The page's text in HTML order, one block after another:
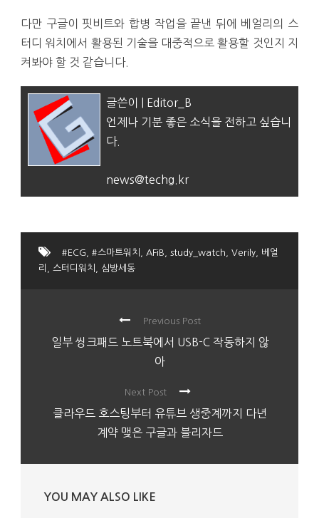
다만 구글이 핏비트와 합병 작업을 끝낸 뒤에 베얼리의 스
터디 워치에서 활용된 기술을 대중적으로 활용할 것인지 지
켜봐야 할 것 같습니다.
글쓴이 | Editor_B
언제나 기분 좋은 소식을 전하고 싶습니
다.
news@techg.kr
#ECG #스마트워치 AFiB study_watch Verily
베얼
리
스터디워치 심방세동
Previous Post
일부 씽크패드 노트북에서 USB-C 작동하지 않
아
Next Post
클라우드 호스팅부터 유튜브 생중계까지 다년
계약 맺은 구글과 블리자드
YOU MAY ALSO LIKE